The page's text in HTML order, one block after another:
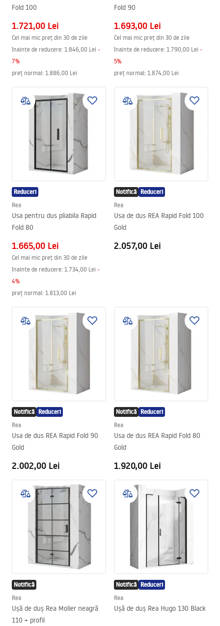
Fold 100
1.721,00 Lei
Cel mai mic preț din 30 de zile
înainte de reducere: 1.846,00 Lei -
7%
preț normal: 1.886,00 Lei
Fold 90
1.693,00 Lei
Cel mai mic preț din 30 de zile
înainte de reducere: 1.790,00 Lei -
5%
preț normal: 1.874,00 Lei
Reduceri
Rea
Usa pentru dus pliabila Rapid
Fold 80
1.665,00 Lei
Cel mai mic preț din 30 de zile
înainte de reducere: 1.734,00 Lei -
4%
preț normal: 1.813,00 Lei
Notifică Reduceri
Rea
Usa de dus REA Rapid Fold 100
Gold
2.057,00 Lei
Notifică Reduceri
Rea
Usa de dus REA Rapid Fold 90
Gold
2.002,00 Lei
Notifică Reduceri
Rea
Usa de dus REA Rapid Fold 80
Gold
1.920,00 Lei
Notifică
Rea
Ușă de duș Rea Molier neagră
110 + profil
Notifică Reduceri
Rea
Ușă de duș Rea Hugo 130 Black